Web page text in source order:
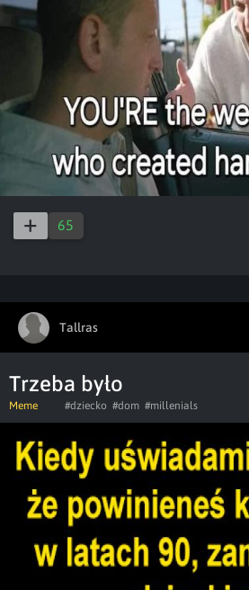
65
Tallras
Trzeba było
Meme #dziecko #dom #millenials